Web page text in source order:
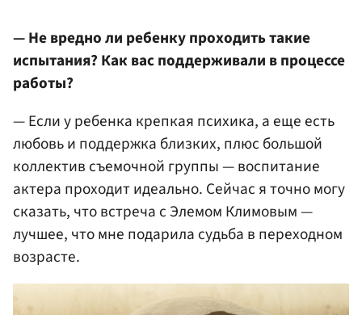
— Не вредно ли ребенку проходить такие
испытания? Как вас поддерживали в процессе
работы?
— Если у ребенка крепкая психика, а еще есть
любовь и поддержка близких, плюс большой
коллектив съемочной группы — воспитание
актера проходит идеально. Сейчас я точно могу
сказать, что встреча с Элемом Климовым —
лучшее, что мне подарила судьба в переходном
возрасте.